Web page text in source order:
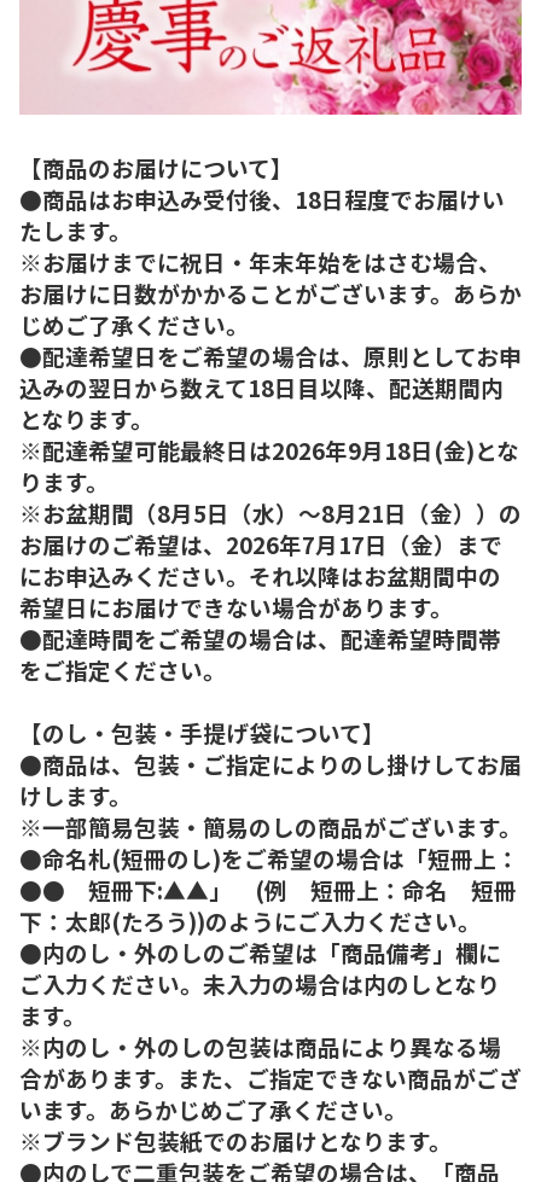
【商品のお届けについて】
●商品はお申込み受付後、18日程度でお届けい
たします。
※お届けまでに祝日・年末年始をはさむ場合、
お届けに日数がかかることがございます。あらか
じめご了承ください。
●配達希望日をご希望の場合は、原則としてお申
込みの翌日から数えて18日目以降、配送期間内
となります。
※配達希望可能最終日は2026年9月18日(金)とな
ります。
※お盆期間（8月5日（水）～8月21日（金））の
お届けのご希望は、2026年7月17日（金）まで
にお申込みください。それ以降はお盆期間中の
希望日にお届けできない場合があります。
●配達時間をご希望の場合は、配達希望時間帯
をご指定ください。
【のし・包装・手提げ袋について】
●商品は、包装・ご指定によりのし掛けしてお届
けします。
※一部簡易包装・簡易のしの商品がございます。
●命名札(短冊のし)をご希望の場合は「短冊上：
●● 短冊下:▲▲」 (例 短冊上：命名 短冊
下：太郎(たろう))のようにご入力ください。
●内のし・外のしのご希望は「商品備考」欄に
ご入力ください。未入力の場合は内のしとなり
ます。
※内のし・外のしの包装は商品により異なる場
合があります。また、ご指定できない商品がござ
います。あらかじめご了承ください。
※ブランド包装紙でのお届けとなります。
●内のしで二重包装をご希望の場合は、「商品